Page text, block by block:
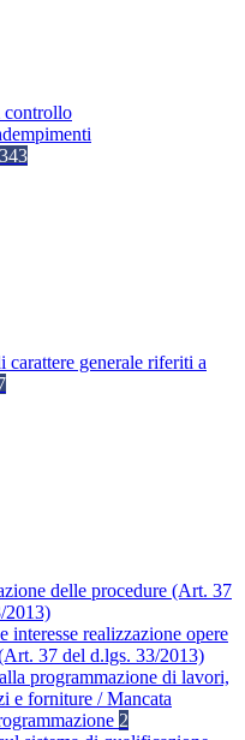
controllo
343
carattere generale riferiti a
delle procedure (Art. 37
2013)
interesse realizzazione opere
37 del d.lgs. 33/2013)
programmazione di lavori,
e forniture / Mancata
2